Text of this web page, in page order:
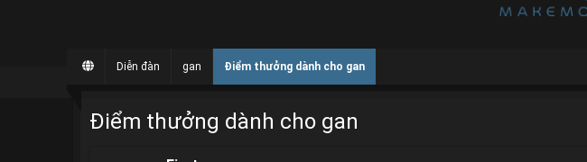
Diễn đàn gan Điểm thưởng dành cho gan
Điểm thưởng dành cho gan